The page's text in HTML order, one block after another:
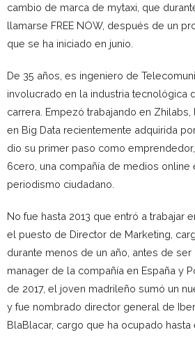
cambio de marca de mytaxi, que
llamarse FREE NOW, después de un
que se ha iniciado en junio.
De 35 años, es ingeniero de
involucrado en la industria tecnológica
carrera. Empezó trabajando en
en Big Data recientemente adquirida
dio su primer paso como
6cero, una compañía de medios online
periodismo ciudadano.
No fue hasta 2013 que entró a trabajar
el puesto de Director de Marketing,
durante menos de un año, antes de
manager de la compañía en España y
de 2017, el joven madrileño sumó un
y fue nombrado director general de
BlaBlacar, cargo que ha ocupado